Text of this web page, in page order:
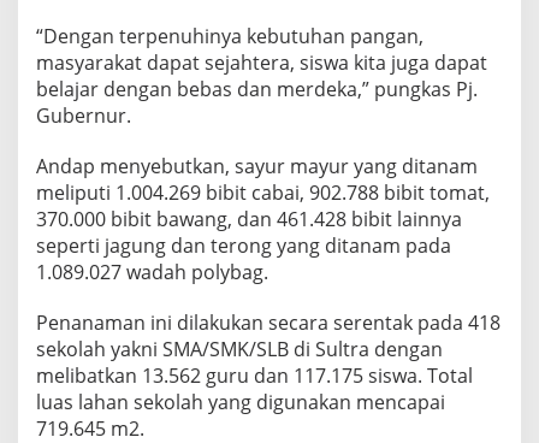
“Dengan terpenuhinya kebutuhan pangan,
masyarakat dapat sejahtera, siswa kita juga dapat
belajar dengan bebas dan merdeka,” pungkas Pj.
Gubernur.
Andap menyebutkan, sayur mayur yang ditanam
meliputi 1.004.269 bibit cabai, 902.788 bibit tomat,
370.000 bibit bawang, dan 461.428 bibit lainnya
seperti jagung dan terong yang ditanam pada
1.089.027 wadah polybag.
Penanaman ini dilakukan secara serentak pada 418
sekolah yakni SMA/SMK/SLB di Sultra dengan
melibatkan 13.562 guru dan 117.175 siswa. Total
luas lahan sekolah yang digunakan mencapai
719.645 m2.